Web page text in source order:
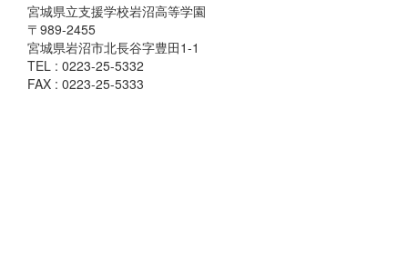
宮城県立支援学校岩沼高等学園
〒989-2455
宮城県岩沼市北長谷字豊田1-1
TEL : 0223-25-5332
FAX : 0223-25-5333